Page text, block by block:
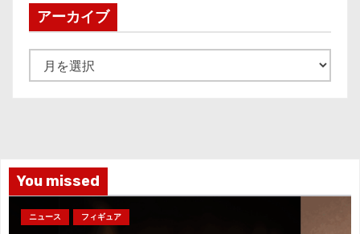
アーカイブ
ー
You missed
ニュース フィギュア